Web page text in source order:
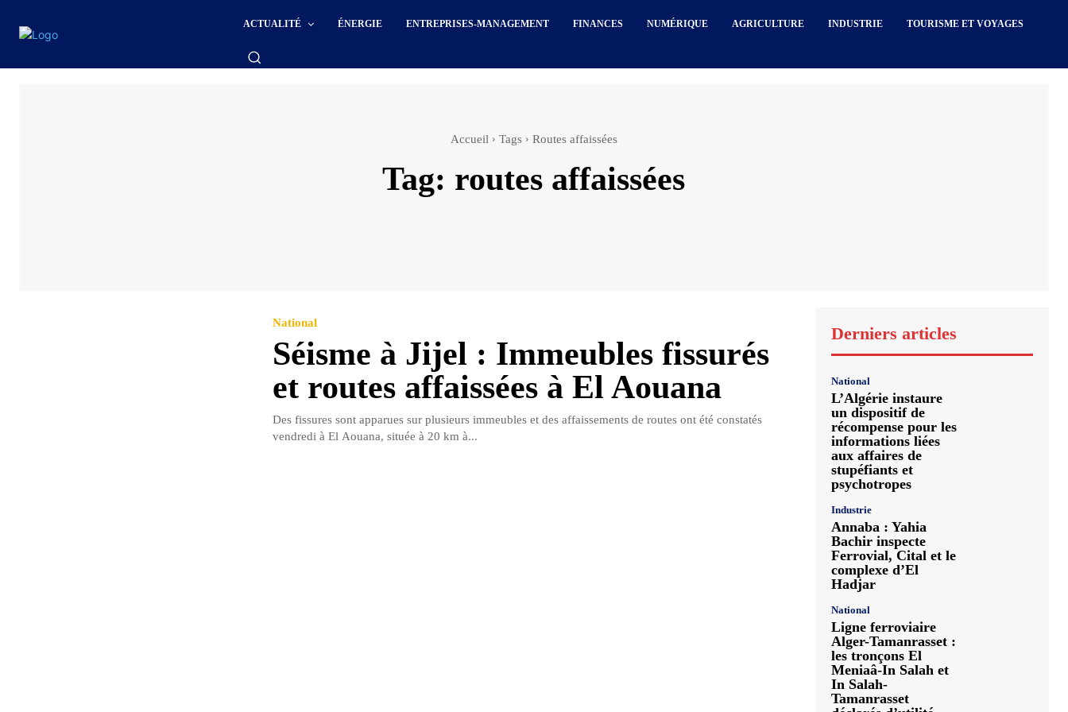
ACTUALITÉ ÉNERGIE ENTREPRISES-MANAGEMENT FINANCES NUMÉRIQUE AGRICULTURE INDUSTRIE TOURISME ET VOYAGES
Accueil Tags Routes affaissées
Tag: routes affaissées
National
Séisme à Jijel : Immeubles fissurés
et routes affaissées à El Aouana
Des fissures sont apparues sur plusieurs immeubles et des affaissements de routes ont été constatés
vendredi à El Aouana, située à 20 km à...
Derniers articles
National
L’Algérie instaure
un dispositif de
récompense pour les
informations liées
aux affaires de
stupéfiants et
psychotropes
Industrie
Annaba : Yahia
Bachir inspecte
Ferrovial, Cital et le
complexe d’El
Hadjar
National
Ligne ferroviaire
Alger-Tamanrasset :
les tronçons El
Meniaâ-In Salah et
In Salah-
Tamanrasset